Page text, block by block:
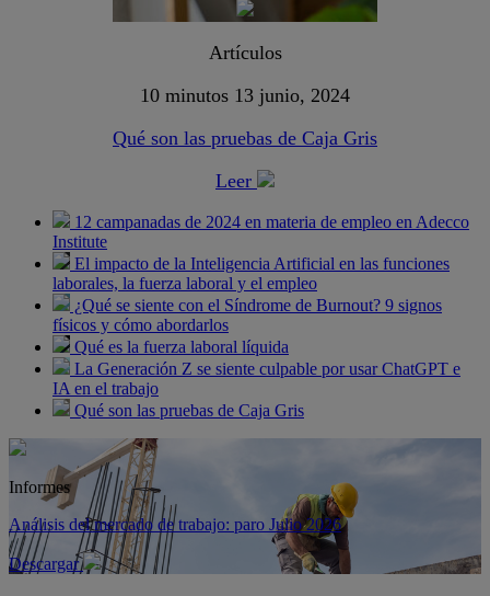
Artículos
10 minutos 13 junio, 2024
Qué son las pruebas de Caja Gris
Leer
12 campanadas de 2024 en materia de empleo en Adecco
Institute
El impacto de la Inteligencia Artificial en las funciones
laborales, la fuerza laboral y el empleo
¿Qué se siente con el Síndrome de Burnout? 9 signos
físicos y cómo abordarlos
Qué es la fuerza laboral líquida
La Generación Z se siente culpable por usar ChatGPT e
IA en el trabajo
Qué son las pruebas de Caja Gris
Informes
Análisis del mercado de trabajo: paro Julio 2026
Descargar